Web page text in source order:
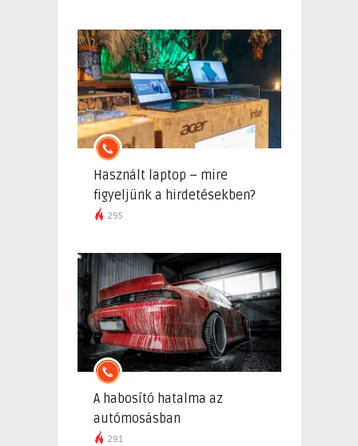
Használt laptop – mire
figyeljünk a hirdetésekben?
295
A habosító hatalma az
autómosásban
291